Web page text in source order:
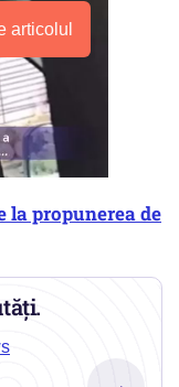
articolul
la propunerea de